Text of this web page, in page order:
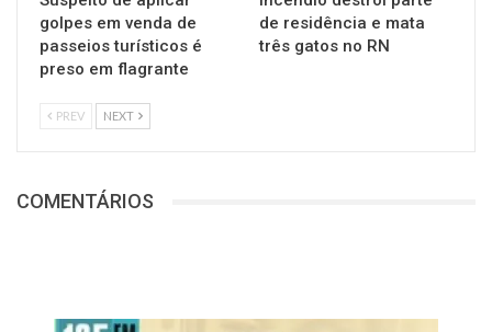
golpes em venda de
passeios turísticos é
preso em flagrante
de residência e mata
três gatos no RN
PREV NEXT
COMENTÁRIOS